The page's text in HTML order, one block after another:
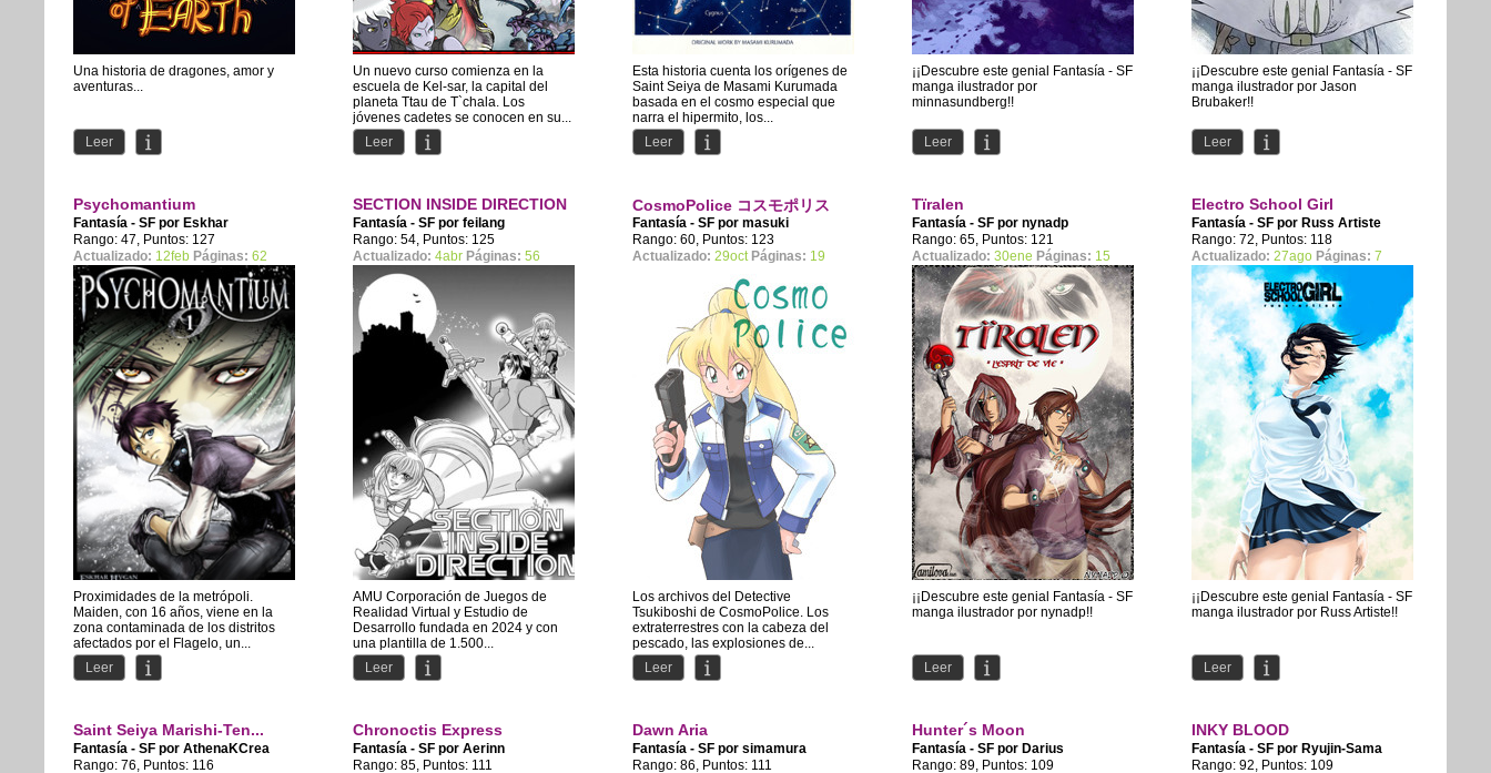
Una historia de dragones, amor y
aventuras...
Leer
Un nuevo curso comienza en la
escuela de Kel-sar, la capital del
planeta Ttau de T`chala. Los
jóvenes cadetes se conocen en su...
Leer
Esta historia cuenta los orígenes de
Saint Seiya de Masami Kurumada
basada en el cosmo especial que
narra el hipermito, los...
Leer
¡¡Descubre este genial Fantasía - SF
manga ilustrador por
minnasundberg!!
Leer
¡¡Descubre este genial Fantasía - SF
manga ilustrador por Jason
Brubaker!!
Leer
Psychomantium
Fantasía - SF por Eskhar
Rango: 47, Puntos: 127
Actualizado: 12feb Páginas: 62
Proximidades de la metrópoli.
Maiden, con 16 años, viene en la
zona contaminada de los distritos
afectados por el Flagelo, un...
Leer
SECTION INSIDE DIRECTION
Fantasía - SF porfeilang
Rango: 54, Puntos: 125
Actualizado: 4abr Páginas: 56
AMU Corporación de Juegos de
Realidad Virtual y Estudio de
Desarrollo fundada en 2024 y con
una plantilla de 1.500...
Leer
CosmoPolice コスモポリス
Fantasía - SF pormasuki
Rango: 60, Puntos: 123
Actualizado: 29oct Páginas: 19
Los archivos del Detective
Tsukiboshi de CosmoPolice. Los
extraterrestres con la cabeza del
pescado, las explosiones de...
Leer
Tïralen
Fantasía - SF pornynadp
Rango: 65, Puntos: 121
Actualizado: 30ene Páginas: 15
¡¡Descubre este genial Fantasía - SF
manga ilustrador por nynadp!!
Leer
Electro School Girl
Fantasía - SF por Russ Artiste
Rango: 72, Puntos: 118
Actualizado: 27ago Páginas: 7
¡¡Descubre este genial Fantasía - SF
manga ilustrador por Russ Artiste!!
Leer
Saint Seiya Marishi-Ten...
Fantasía - SF porAthenaKCrea
Rango: 76, Puntos: 116
Chronoctis Express
Fantasía - SF porAerinn
Rango: 85, Puntos: 111
Dawn Aria
Fantasía - SF porsimamura
Rango: 86, Puntos: 111
Hunter´s Moon
Fantasía - SF por Darius
Rango: 89, Puntos: 109
INKY BLOOD
Fantasía - SF por Ryujin-Sama
Rango: 92, Puntos: 109